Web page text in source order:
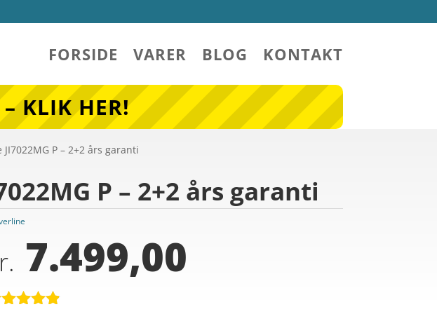
FORSIDE VARER BLOG KONTAKT
KLIK HER!
P – 2+2 års garanti
P – 2+2 års garanti
7.499,00